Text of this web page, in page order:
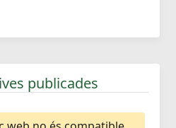
publicades